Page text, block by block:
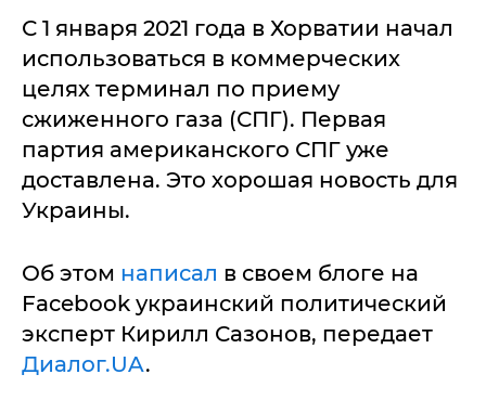
С 1 января 2021 года в Хорватии начал
использоваться в коммерческих
целях терминал по приему
сжиженного газа (СПГ). Первая
партия американского СПГ уже
доставлена. Это хорошая новость для
Украины.
Об этом написал в своем блоге на
Facebook украинский политический
эксперт Кирилл Сазонов, передает
Диалог.UA.